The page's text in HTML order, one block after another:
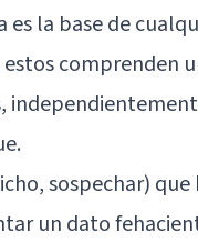
la base de
comprenden
sospechar)
un dato